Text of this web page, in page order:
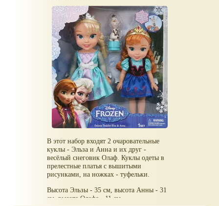
В этот набор входят 2 очаровательные
куклы - Эльза и Анна и их друг -
весёлый снеговик Олаф. Куклы одеты в
прелестные платья с вышитыми
рисунками, на ножках - туфельки.
Высота Эльзы - 35 см, высота Анны - 31
см, высота Олафа - 11 см.